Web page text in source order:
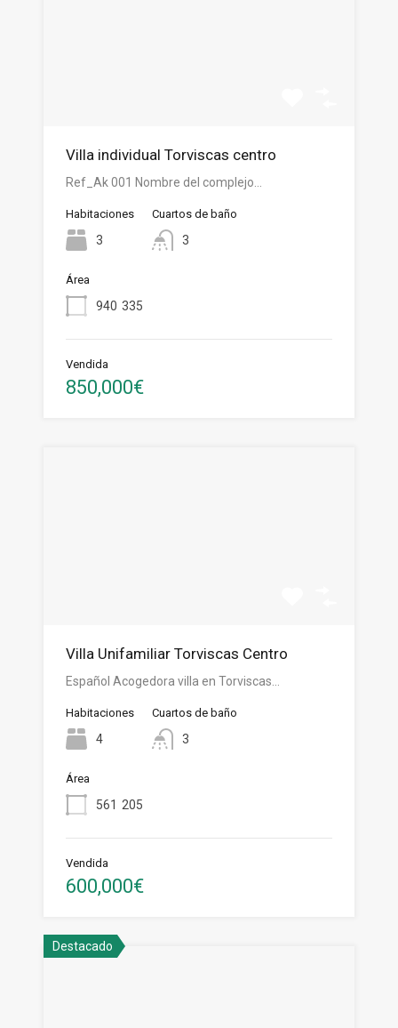
Villa individual Torviscas centro
Ref_Ak 001 Nombre del complejo…
Habitaciones
3
Cuartos de baño
3
Área
940 335
Vendida
850,000€
Villa Unifamiliar Torviscas Centro
Español Acogedora villa en Torviscas…
Habitaciones
4
Cuartos de baño
3
Área
561 205
Vendida
600,000€
Destacado